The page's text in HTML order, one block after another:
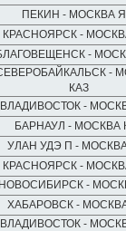
ПЕКИН - МОСКВА
КРАСНОЯРСК -
-
-
КАЗ
ВЛАДИВОСТОК -
БАРНАУЛ - МОСКВА
УЛАН УДЭ П -
КРАСНОЯРСК -
НОВОСИБИРСК -
ХАБАРОВСК -
ВЛАДИВОСТОК -